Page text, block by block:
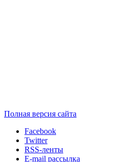
Полная версия сайта
Facebook
Twitter
RSS-ленты
E-mail рассылка